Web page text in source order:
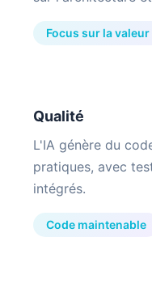
Focus sur la
Qualité
L'IA génère du
pratiques, avec
intégrés.
Code maintenable